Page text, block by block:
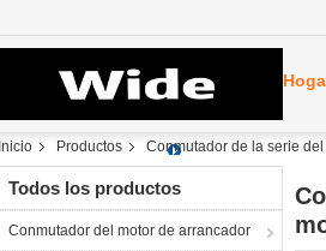
Inicio Productos Conmutador de la serie del
Todos los productos
Conmutador del motor de arrancador